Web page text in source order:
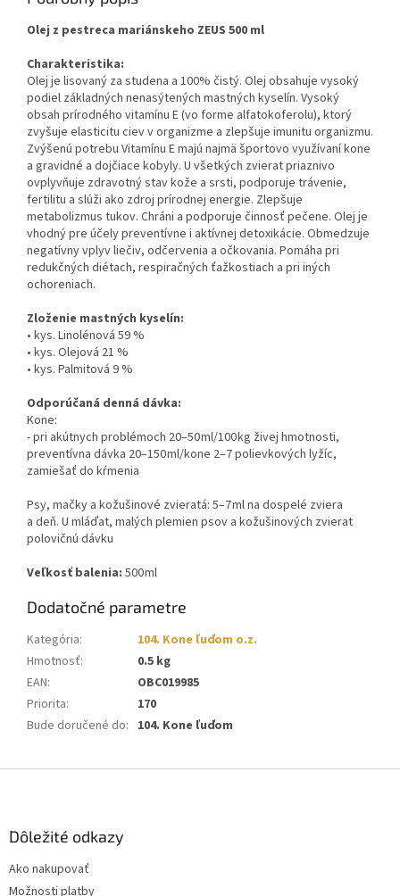
Olej z pestreca mariánskeho ZEUS 500 ml
Charakteristika:
Olej je lisovaný za studena a 100% čistý. Olej obsahuje vysoký
podiel základných nenasýtených mastných kyselín. Vysoký
obsah prírodného vitamínu E (vo forme alfatokoferolu), ktorý
zvyšuje elasticitu ciev v organizme a zlepšuje imunitu organizmu.
Zvýšenú potrebu Vitamínu E majú najmä športovo využívaní kone
a gravidné a dojčiace kobyly. U všetkých zvierat priaznivo
ovplyvňuje zdravotný stav kože a srsti, podporuje trávenie,
fertilitu a slúži ako zdroj prírodnej energie. Zlepšuje
metabolizmus tukov. Chráni a podporuje činnosť pečene. Olej je
vhodný pre účely preventívne i aktívnej detoxikácie. Obmedzuje
negatívny vplyv liečiv, odčervenia a očkovania. Pomáha pri
redukčných diétach, respiračných ťažkostiach a pri iných
ochoreniach.
Zloženie mastných kyselín:
• kys. Linolénová 59 %
• kys. Olejová 21 %
• kys. Palmitová 9 %
Odporúčaná denná dávka:
Kone:
- pri akútnych problémoch 20–50 ml/100 kg živej hmotnosti,
preventívna dávka 20–150 ml/kone 2–7 polievkových lyžíc,
zamiešať do kŕmenia
Psy, mačky a kožušinové zvieratá: 5–7 ml na dospelé zviera
a deň. U mláďat, malých plemien psov a kožušinových zvierat
polovičnú dávku
Veľkosť balenia: 500 ml
Dodatočné parametre
Kategória:
104. Kone ľuďom o.z.
Hmotnosť:
0.5 kg
EAN:
OBC019985
Priorita:
170
Bude doručené do: 104. Kone ľuďom
Dôležité odkazy
Ako nakupovať
Možnosti platby